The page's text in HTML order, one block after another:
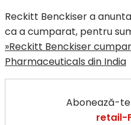
Reckitt Benckiser a
ca a cumparat, pentru
»Reckitt Benckiser
Pharmaceuticals din India
Abonează-
retail-